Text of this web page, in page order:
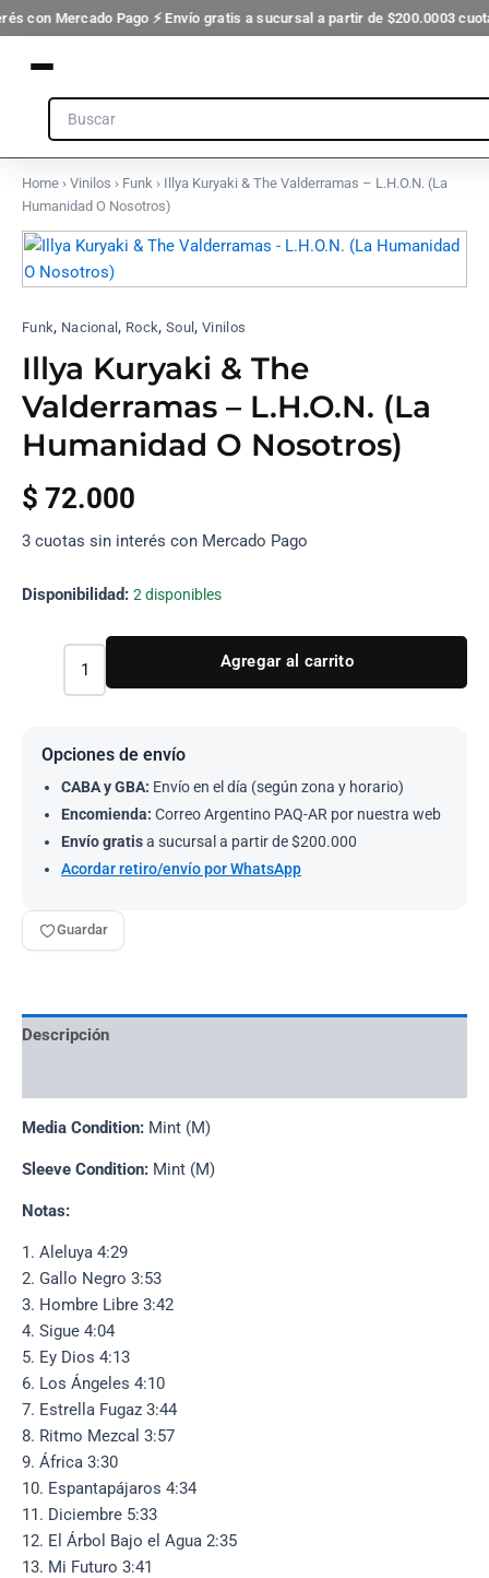
con Mercado Pago ⚡ Envío gratis a sucursal a partir de $200.0003
Ir
al
contenido
Search
Home › Vinilos › Funk › Illya Kuryaki & The Valderramas – L.H.O.N. (La
Humanidad O Nosotros)
Funk, Nacional , Rock,Soul ,Vinilos
Illya Kuryaki & The
Valderramas – L.H.O.N. (La
Humanidad O Nosotros)
$ 72.000
3 cuotas sin interés con Mercado Pago
Disponibilidad: 2 disponibles
Illya
Kuryaki
&
Valderramas
L.H.O.N.
(La
Humanidad
O
Nosotros)
cantidad
Agregar al carrito
Opciones de envío
CABA y GBA: Envío en el día (según zona y horario)
Encomienda: Correo Argentino PAQ-AR por nuestra web
Envío gratisa sucursal a partir de $200.000
Acordar retiro/envío por WhatsApp
Guardar
Descripción
Media Condition: Mint (M)
Sleeve Condition: Mint (M)
Notas:
1. Aleluya 4:29
2. Gallo Negro 3:53
3. Hombre Libre 3:42
4. Sigue 4:04
5. Ey Dios 4:13
6. Los Ángeles 4:10
7. Estrella Fugaz 3:44
8. Ritmo Mezcal 3:57
9. África 3:30
10. Espantapájaros 4:34
11. Diciembre 5:33
12. El Árbol Bajo el Agua 2:35
13. Mi Futuro 3:41
-
(La
Humanidad
Nosotros)
cantidad